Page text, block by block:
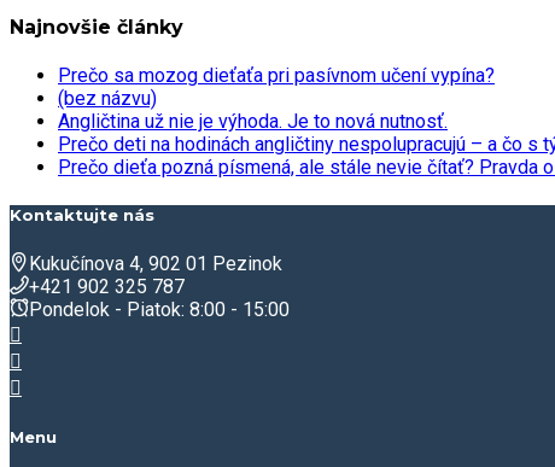
Najnovšie články
Prečo sa mozog dieťaťa pri pasívnom učení vypína?
(bez názvu)
Angličtina už nie je výhoda. Je to nová nutnosť.
Prečo deti na hodinách angličtiny nespolupracujú – a čo s
Prečo dieťa pozná písmená, ale stále nevie čítať? Pravda
Kontaktujte nás
Kukučínova 4, 902 01 Pezinok
+421 902 325 787
Pondelok - Piatok: 8:00 - 15:00
Menu